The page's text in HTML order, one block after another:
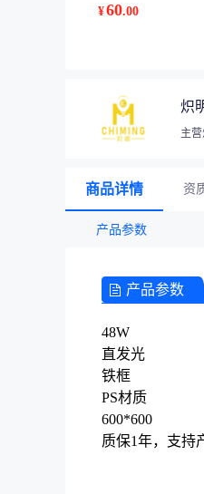
¥60.00
炽
主
商品详情 资
产品参数
产品参数
48W
直发光
铁框
PS材质
600*600
质保1年，支持